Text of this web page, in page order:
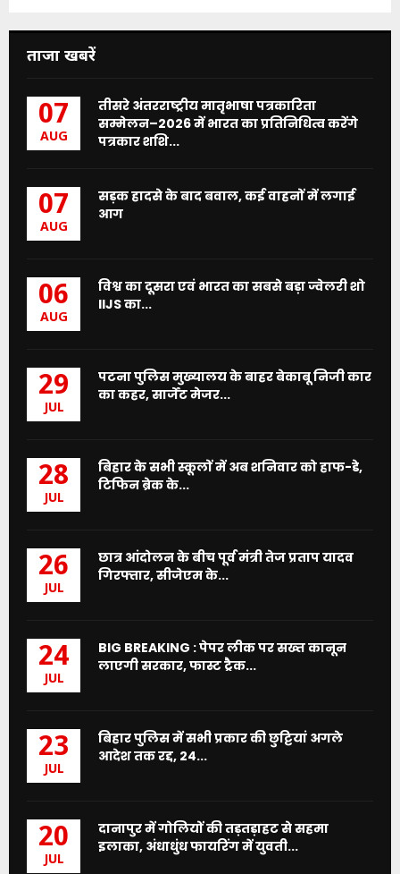
ताजा खबरें
07
AUG
तीसरे अंतरराष्ट्रीय मातृभाषा पत्रकारिता
सम्मेलन–2026 में भारत का प्रतिनिधित्व करेंगे
पत्रकार शशि...
07
AUG
सड़क हादसे के बाद बवाल, कई वाहनों में लगाई
आग
06
AUG
विश्व का दूसरा एवं भारत का सबसे बड़ा ज्वेलरी शो
IIJS का...
29
JUL
पटना पुलिस मुख्यालय के बाहर बेकाबू निजी कार
का कहर, सार्जेंट मेजर...
28
JUL
बिहार के सभी स्कूलों में अब शनिवार को हाफ-डे,
टिफिन ब्रेक के...
26
JUL
छात्र आंदोलन के बीच पूर्व मंत्री तेज प्रताप यादव
गिरफ्तार, सीजेएम के...
24
JUL
BIG BREAKING : पेपर लीक पर सख्त कानून
लाएगी सरकार, फास्ट ट्रैक...
23
JUL
बिहार पुलिस में सभी प्रकार की छुट्टियां अगले
आदेश तक रद्द, 24...
20
JUL
दानापुर में गोलियों की तड़तड़ाहट से सहमा
इलाका, अंधाधुंध फायरिंग में युवती...